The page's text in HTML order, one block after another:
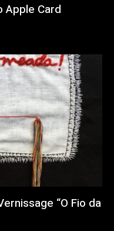
Apple Card
“O Fio da